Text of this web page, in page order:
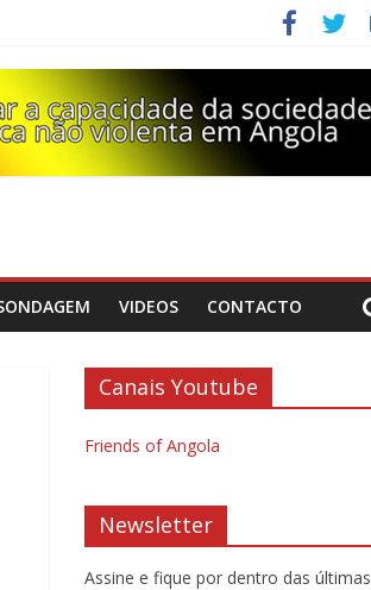
VIDEOS CONTACTO
Canais Youtube
Friends of Angola
Newsletter
Assine e fique por dentro das últimas